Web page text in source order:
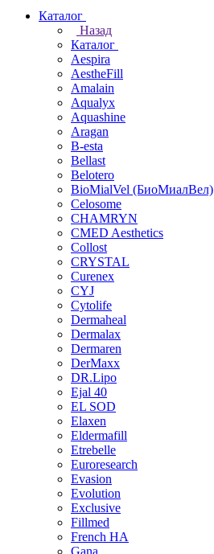
Каталог
Назад
Каталог
Aespira
AestheFill
Amalain
Aqualyx
Aquashine
Aragan
B-esta
Bellast
Belotero
BioMialVel (БиоМиалВел)
Celosome
CHAMRYN
CMED Aesthetics
Collost
CRYSTAL
Curenex
CYJ
Cytolife
Dermaheal
Dermalax
Dermaren
DerMaxx
DR.Lipo
Ejal 40
EL SOD
Elaxen
Eldermafill
Etrebelle
Euroresearch
Evasion
Evolution
Exclusive
Fillmed
French HA
Gana